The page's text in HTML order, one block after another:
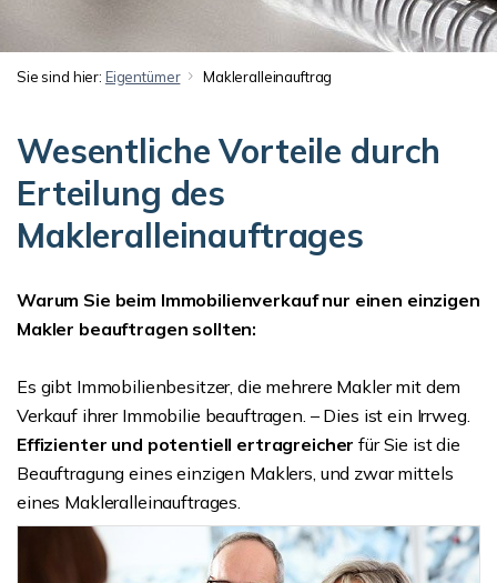
Sie sind hier: Eigentümer Makleralleinauftrag
Wesentliche Vorteile durch
Erteilung des
Makleralleinauftrages
Warum Sie beim Immobilienverkauf nur einen einzigen
Makler beauftragen sollten:
Es gibt Immobilienbesitzer, die mehrere Makler mit dem
Verkauf ihrer Immobilie beauftragen. – Dies ist ein Irrweg.
Effizienter und potentiell ertragreicher für Sie ist die
Beauftragung eines einzigen Maklers, und zwar mittels
eines Makleralleinauftrages.